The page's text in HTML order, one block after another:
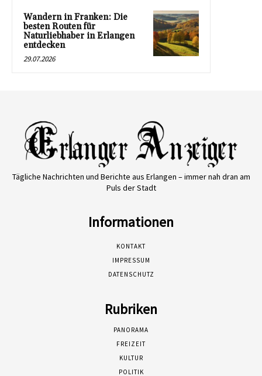
Wandern in Franken: Die
besten Routen für
Naturliebhaber in Erlangen
entdecken
29.07.2026
Tägliche Nachrichten und Berichte aus Erlangen – immer nah dran am
Puls der Stadt
Informationen
KONTAKT
IMPRESSUM
DATENSCHUTZ
Rubriken
PANORAMA
FREIZEIT
KULTUR
POLITIK